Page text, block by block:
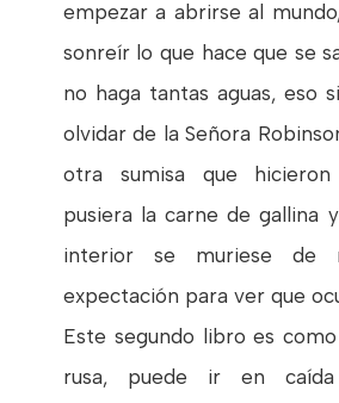
empezar a abrirse al
sonreír lo que hace que se
no haga tantas aguas, eso
olvidar de la Señora
otra sumisa que
pusiera la carne de gallina
interior se muriese de
expectación para ver que
Este segundo libro es
rusa, puede ir en